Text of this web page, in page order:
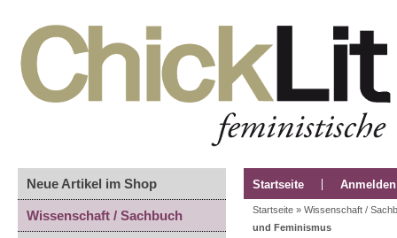
Neue Artikel im Shop
Wissenschaft / Sachbuch
Startseite Anmelden
Startseite » Wissenschaft /
und Feminismus